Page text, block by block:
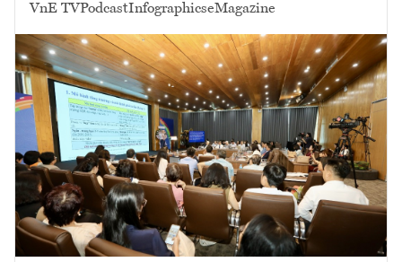
VnE TVPodcastInfographicseMagazine